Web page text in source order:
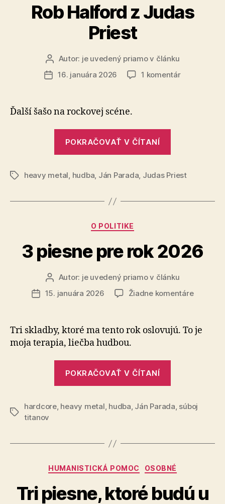
Rob Halford z Judas
Priest
Autor
článku
Autor: je uvedený priamo v článku
Dátum
16. januára 2026 1 komentárna
Ďalší šašo na rockovej scéne.
POKRAČOVAŤ V ČÍTANÍ
Judas
Značkyheavy metal, hudba, Ján Parada, Judas Priest
Kategórie
O POLITIKE
3 piesne pre rok 2026
Autor
článku
Autor: je uvedený priamo v článku
Dátum
15. januára 2026 Žiadne komentárena
pre
rok
Tri skladby, ktoré ma tento rok oslovujú. To je
moja terapia, liečba hudbou.
POKRAČOVAŤ V ČÍTANÍ
rok
Značky
hardcore, heavy metal, hudba, Ján Parada, súboj
titanov
Kategórie
HUMANISTICKÁ POMOC OSOBNÉ
Tri piesne, ktoré budú u